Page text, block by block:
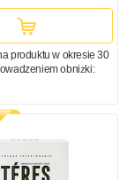
produktu w okresie 30
obniżki: